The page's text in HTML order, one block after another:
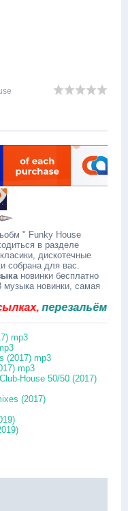
" Funky House
в разделе
дискотечные
собрана для вас.
новинки бесплатно
музыка новинки, самая
перезальём
mp3
(2017) mp3
mp3
House 50/50 (2017)
(2017)